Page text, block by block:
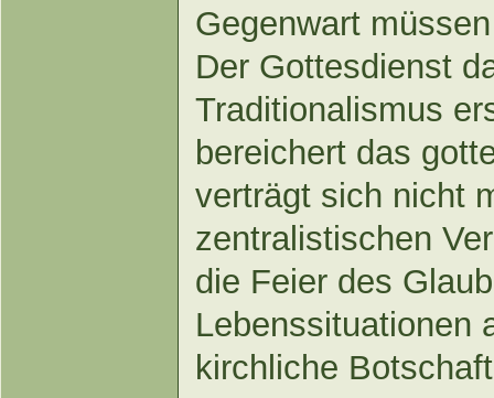
Gegenwart
Der Gottesdienst
Traditionalismus
bereichert das
verträgt sich nicht
zentralistischen
die Feier des
Lebenssituationen
kirchliche